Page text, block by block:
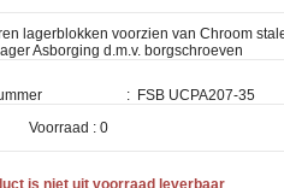
lagerblokken voorzien van Chroom
Asborging d.m.v. borgschroeven
: FSB UCPA207-35
Voorraad : 0
is niet uit voorraad leverbaar